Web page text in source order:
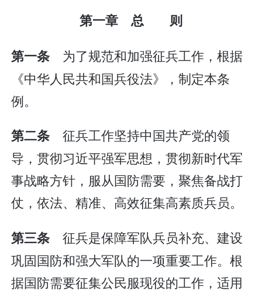
第一章 总 则
第一条 为了规范和加强征兵工作，根据
《中华人民共和国兵役法》，制定本条
例。
第二条 征兵工作坚持中国共产党的领
导，贯彻习近平强军思想，贯彻新时代军
事战略方针，服从国防需要，聚焦备战打
仗，依法、精准、高效征集高素质兵员。
第三条 征兵是保障军队兵员补充、建设
巩固国防和强大军队的一项重要工作。根
据国防需要征集公民服现役的工作，适用